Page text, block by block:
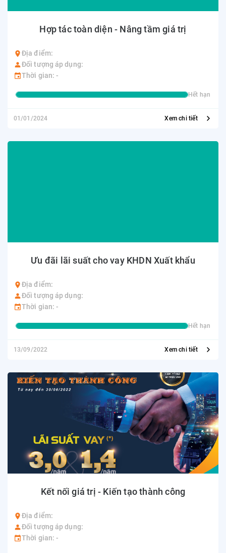
Hợp tác toàn diện - Nâng tầm giá trị
Địa điểm:
Đối tượng áp dụng:
Thời gian: -
Hết hạn
01/01/2024 Xem chi tiết
Ưu đãi lãi suất cho vay KHDN Xuất khẩu
Địa điểm:
Đối tượng áp dụng:
Thời gian: -
Hết hạn
13/09/2022 Xem chi tiết
Kết nối giá trị - Kiến tạo thành công
Địa điểm:
Đối tượng áp dụng:
Thời gian: -